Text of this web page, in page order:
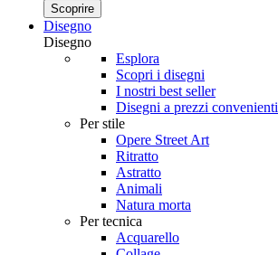
Scoprire
Disegno
Disegno
Esplora
Scopri i disegni
I nostri best seller
Disegni a prezzi convenienti
Per stile
Opere Street Art
Ritratto
Astratto
Animali
Natura morta
Per tecnica
Acquarello